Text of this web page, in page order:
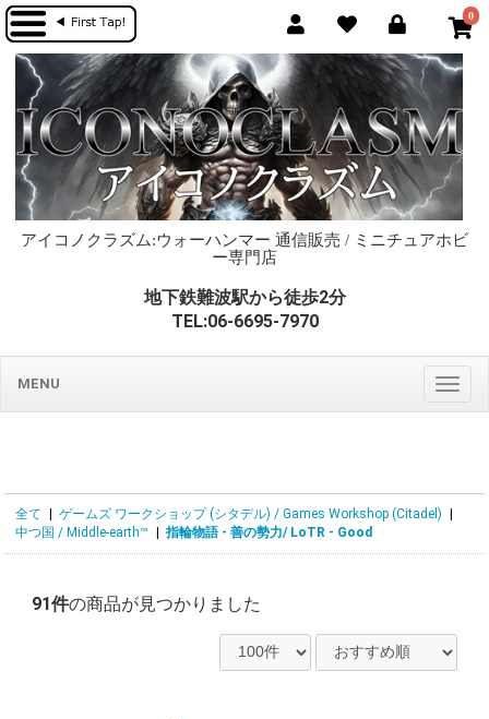
0
アイコノクラズム:ウォーハンマー 通信販売 / ミニチュアホビ
ー専門店
地下鉄難波駅から徒歩2分
TEL:06-6695-7970
MENU
全て ゲームズ ワークショップ (シタデル) / Games Workshop (Citadel)
中つ国 / Middle-earth™
指輪物語 - 善の勢力/ LoTR - Good
91件の商品が見つかりました